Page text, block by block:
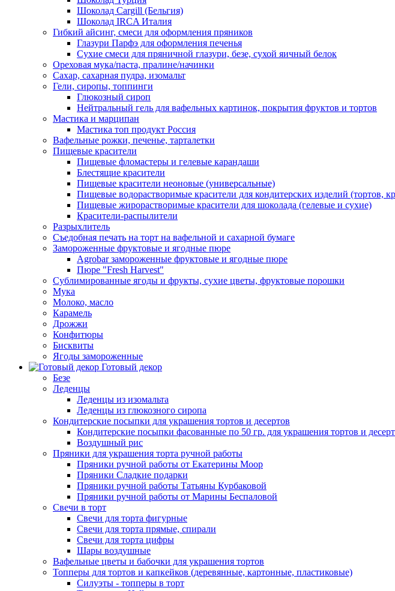
Шоколад Cargill (Бельгия)
Шоколад IRCA Италия
Гибкий айсинг, смеси для оформления пряников
Глазури Парфэ для оформления печенья
Сухие смеси для пряничной глазури, безе, сухой яичный белок
Ореховая мука/паста, пралине/начинки
Сахар, сахарная пудра, изомальт
Гели, сиропы, топпинги
Глюкозный сироп
Нейтральный гель для вафельных картинок, покрытия фруктов и тортов
Мастика и марципан
Мастика топ продукт Россия
Вафельные рожки, печенье, тарталетки
Пищевые красители
Пищевые фломастеры и гелевые карандаши
Блестящие красители
Пищевые красители неоновые (универсальные)
Пищевые водорастворимые красители для кондитерских изделий (тортов,
Пищевые жирорастворимые красители для шоколада (гелевые и сухие)
Красители-распылители
Разрыхлитель
Съедобная печать на торт на вафельной и сахарной бумаге
Замороженные фруктовые и ягодные пюре
Agrobar замороженные фруктовые и ягодные пюре
Пюре "Fresh Harvest"
Сублимированные ягоды и фрукты, сухие цветы, фруктовые порошки
Мука
Молоко, масло
Карамель
Дрожжи
Конфитюры
Бисквиты
Ягоды замороженные
Готовый декор
Безе
Леденцы
Леденцы из изомальта
Леденцы из глюкозного сиропа
Кондитерские посыпки для украшения тортов и десертов
Кондитерские посыпки фасованные по 50 гр. для украшения тортов и
Воздушный рис
Пряники для украшения торта ручной работы
Пряники ручной работы от Екатерины Моор
Пряники Сладкие подарки
Пряники ручной работы Татьяны Курбаковой
Пряники ручной работы от Марины Беспаловой
Свечи в торт
Свечи для торта фигурные
Свечи для торта прямые, спирали
Свечи для торта цифры
Шары воздушные
Вафельные цветы и бабочки для украшения тортов
Топперы для тортов и капкейков (деревянные, картонные, пластиковые)
Силуэты - топперы в торт